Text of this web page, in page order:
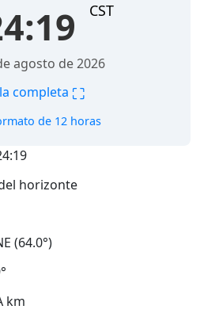
CST
agosto de 2026
completa ⛶
de 12 horas
horizonte
(64.0°)
km